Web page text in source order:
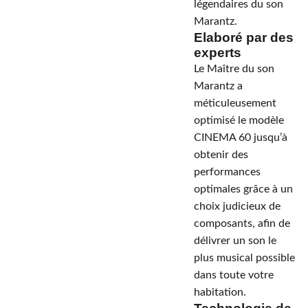
légendaires du son
Marantz.
Elaboré par des
experts
Le Maître du son
Marantz a
méticuleusement
optimisé le modèle
CINEMA 60 jusqu’à
obtenir des
performances
optimales grâce à un
choix judicieux de
composants, afin de
délivrer un son le
plus musical possible
dans toute votre
habitation.